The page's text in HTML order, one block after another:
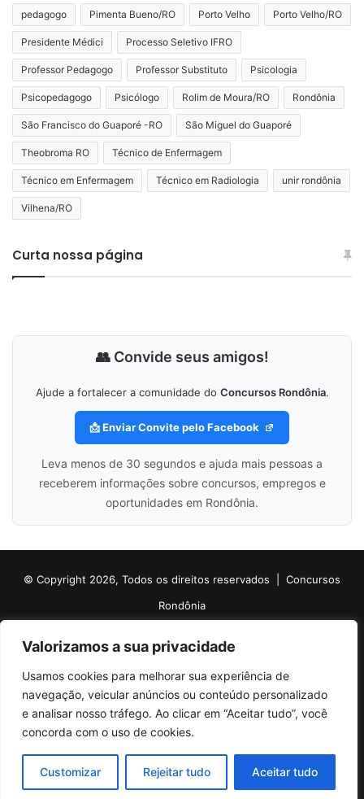
Valorizamos a sua privacidade
Usamos cookies para melhorar sua experiência de
navegação, veicular anúncios ou conteúdo personalizado
e analisar nosso tráfego. Ao clicar em “Aceitar tudo”, você
concorda com o uso de cookies.
Customizar Rejeitar tudo Aceitar tudo
pedagogo Pimenta Bueno/RO Porto Velho Porto Velho/RO
Presidente Médici Processo Seletivo IFRO
Professor Pedagogo Professor Substituto Psicologia
Psicopedagogo Psicólogo Rolim de Moura/RO Rondônia
São Francisco do Guaporé -RO São Miguel do Guaporé
Theobroma RO Técnico de Enfermagem
Técnico em Enfermagem Técnico em Radiologia unir rondônia
Vilhena/RO
Curta nossa página
👥 Convide seus amigos!
Ajude a fortalecer a comunidade do Concursos Rondônia.
📩 Enviar Convite pelo Facebook
Leva menos de 30 segundos e ajuda mais pessoas a
receberem informações sobre concursos, empregos e
oportunidades em Rondônia.
© Copyright 2026, Todos os direitos reservados | Concursos
Rondônia
Sobre o Concursos Rondônia
Siga nossas redes sociais
Web Stories Anuncie
Facebook
X PinterestLinkedinYouTubeInstagramTelegramTikTok
WhatsApp